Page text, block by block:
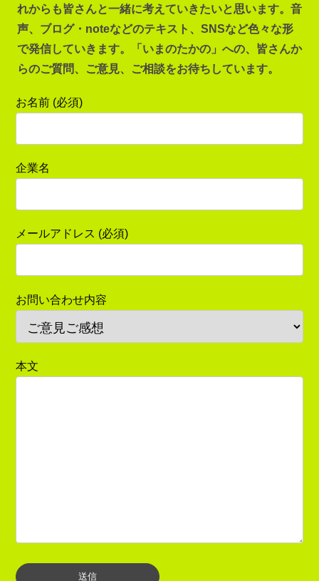
れからも皆さんと一緒に考えていきたいと思います。音
声、ブログ・noteなどのテキスト、SNSなど色々な形
で発信していきます。「いまのたかの」への、皆さんか
らのご質問、ご意見、ご相談をお待ちしています。
お名前 (必須)
企業名
メールアドレス (必須)
お問い合わせ内容
本文